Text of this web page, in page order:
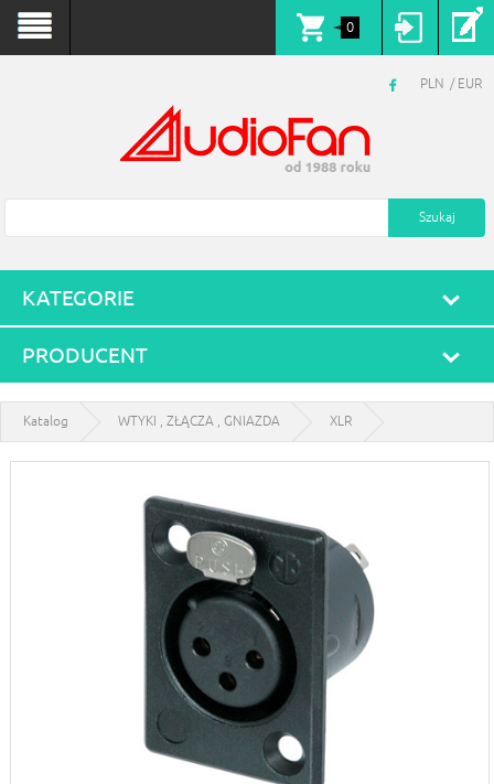
0
PLN EUR
KATEGORIE
PRODUCENT
Katalog WTYKI , ZŁĄCZA , GNIAZDA XLR